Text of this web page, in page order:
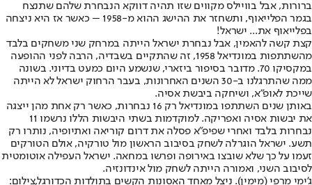
ברורות, אבל בוויילס מקווים שזו תהיה דווקא הנבחרת שלהם שתנצח
בגמר הפלייאוף, ותשחזר את ההישג ההוא מ-1958 – כאשר אז היא ניצחה
בפלייאוף את... ישראל!
קצת קשה להאמין, אבל נבחרת ישראל הייתה במרחק שני משחקים בלבד
מהשתתפות במונדיאל 1958, זה שהתקיים בשבדיה, הרבה לפני ההופעה
במקסיקו 70. מדובר בסיפור ביזארי, שנשמע היום כמעט בדיוני. בשונה
ממה שהתרגלנו ב-30 השנים האחרונות, בעבר הרחוק ישראל לא הייתה
שייכת לאופ"א, ושיחקה ביבשת אסיה.
באותן שנים השתתפו במונדיאל רק 16 נבחרות, כאשר רק אחת מהן ייצגה
את יבשות אסיה ואפריקה. למוקדמות בשתי היבשות הללו נרשמו 11
נבחרות בלבד ואחרי שפיפ"א פסלה את דרום קוריאה ואתיופיה, נותרו רק
תשע. ישראל הוגרלה לשחק בסיבוב הראשון מול טורקיה, אולם הטורקים
זעמו על כך שלא שובצו באירופה ופרשו במחאה. ישראל העפילה אוטומטית
לסיבוב השני, ואמורה הייתה לשחק מול אינדונזיה.
ג'ימי מרפי (מימין). ניצל מאחד האסונות הקשים בתולדות הכדורגל,צילום: